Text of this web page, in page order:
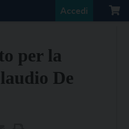
Accedi
per la
De